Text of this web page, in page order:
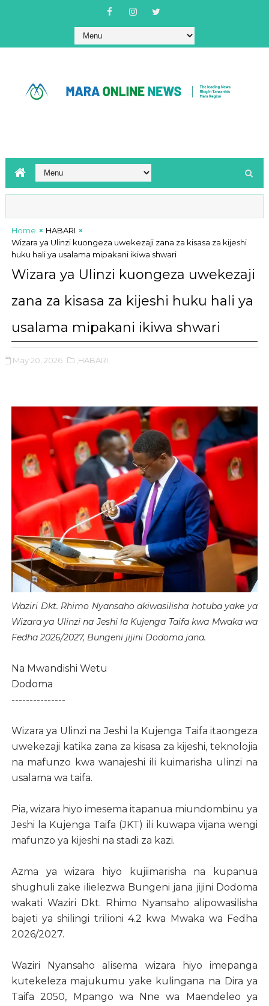
Home
HABARI
Wizara ya Ulinzi kuongeza uwekezaji zana za kisasa za kijeshi
huku hali ya usalama mipakani ikiwa shwari
Wizara ya Ulinzi kuongeza uwekezaji
zana za kisasa za kijeshi huku hali ya
usalama mipakani ikiwa shwari
May 20, 2026 ,HABARI
Waziri Dkt. Rhimo Nyansaho akiwasilisha hotuba yake ya
Wizara ya Ulinzi na Jeshi la Kujenga Taifa kwa Mwaka wa
Fedha 2026/2027, Bungeni jijini Dodoma jana.
Na Mwandishi Wetu
Dodoma
---------------
Wizara ya Ulinzi na Jeshi la Kujenga Taifa itaongeza
uwekezaji katika zana za kisasa za kijeshi, teknolojia
na mafunzo kwa wanajeshi ili kuimarisha ulinzi na
usalama wa taifa.
Pia, wizara hiyo imesema itapanua miundombinu ya
Jeshi la Kujenga Taifa (JKT) ili kuwapa vijana wengi
mafunzo ya kijeshi na stadi za kazi.
Azma ya wizara hiyo kujiimarisha na kupanua
shughuli zake ilielezwa Bungeni jana jijini Dodoma
wakati Waziri Dkt. Rhimo Nyansaho alipowasilisha
bajeti ya shilingi trilioni 4.2 kwa Mwaka wa Fedha
2026/2027.
Waziri Nyansaho alisema wizara hiyo imepanga
kutekeleza majukumu yake kulingana na Dira ya
Taifa 2050, Mpango wa Nne wa Maendeleo ya